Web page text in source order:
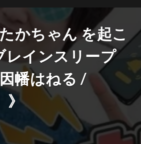
かちゃん を起こ
レインスリープ
幡はねる /
》